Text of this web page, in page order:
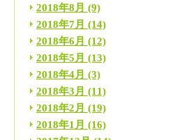
2018年8月 (9)
2018年7月 (14)
2018年6月 (12)
2018年5月 (13)
2018年4月 (3)
2018年3月 (11)
2018年2月 (19)
2018年1月 (16)